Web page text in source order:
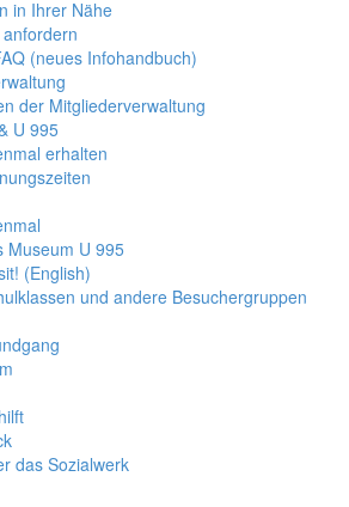
in Ihrer Nähe
(neues Infohandbuch)
der Mitgliederverwaltung
U 995
erhalten
Museum U 995
(English)
und andere Besuchergruppen
das Sozialwerk